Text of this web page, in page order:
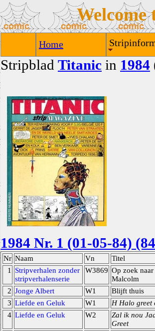
Welcome
Home
Stripblad Titanic in 1984
1984 Nr. 1 (01-05-84)
Nr Naam Vn
Titel
1
Stripverhalen zonder
stripverhalenserie
W3869 Op zoek naar
Malcolm
2 Jonge Albert W1
Blijft thuis
3 Liefde en Geluk W1
H Halo greet
4 Liefde en Geluk W2
Zal ik nou
Greet